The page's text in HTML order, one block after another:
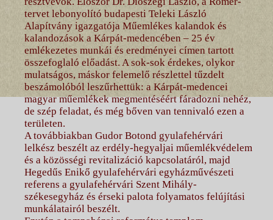
tervet lebonyolító budapesti Teleki László
Alapítvány igazgatója Műemlékes kalandok és
kalandozások a Kárpát-medencében – 25 év
emlékezetes munkái és eredményei címen tartott
összefoglaló előadást. A sok-sok érdekes, olykor
mulatságos, máskor felemelő részlettel tűzdelt
beszámolóból leszűrhettük: a Kárpát-medencei
magyar műemlékek megmentéséért fáradozni nehéz,
de szép feladat, és még bőven van tennivaló ezen a
területen.
A továbbiakban Gudor Botond gyulafehérvári
lelkész beszélt az erdély-hegyaljai műemlékvédelem
és a közösségi revitalizáció kapcsolatáról, majd
Hegedűs Enikő gyulafehérvári egyházművészeti
referens a gyulafehérvári Szent Mihály-
székesegyház és érseki palota folyamatos felújítási
munkálatairól beszélt.